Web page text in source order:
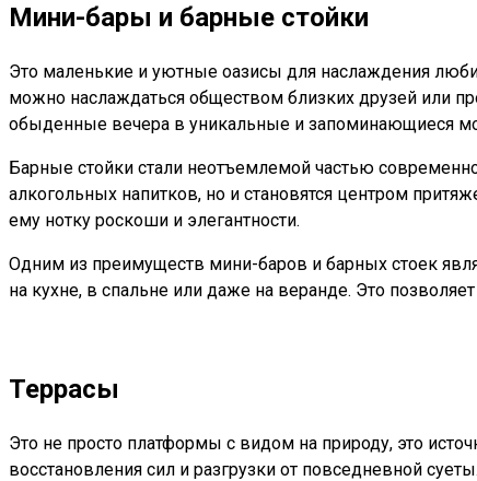
Мини-бары и барные стойки
Это маленькие и уютные оазисы для наслаждения
можно наслаждаться обществом близких друзей или
обыденные вечера в уникальные и запоминающиеся
Барные стойки стали неотъемлемой частью
алкогольных напитков, но и становятся центром
ему нотку роскоши и элегантности.
Одним из преимуществ мини-баров и барных стоек
на кухне, в спальне или даже на веранде. Это
Террасы
Это не просто платформы с видом на природу, это
восстановления сил и разгрузки от повседневной